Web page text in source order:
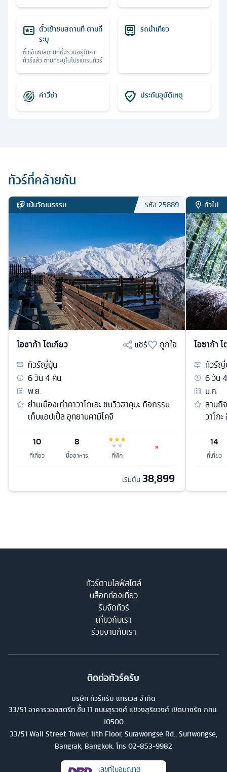
ตั๋วเข้าชมสถานที่ ตามที่
ระบุ
ตั๋วเข้าชมสถานที่ซึ่งรวมอยู่ในค่า
ทัวร์แล้ว ตามที่ระบุในโปรแกรมทัวร์
รถนำเที่ยว
ค่าวีซ่า ประกันอุบัติเหตุ
ทัวร์ที่คล้ายกัน
เน้นวัฒนธรรม รหัส25889
โอซาก้า โตเกียว แชร์
ถูกใจ
ทัวร์ญี่ปุ่น
6วัน4 คืน
พ.ย.
ย่านเมืองเก่าคาวาโกเอะ ชมวิวฮาคุบะ กิจกรรม
เก็บแอปเปิ้ล อุทยานคามิโคจิ
10
ที่เที่ยว
8
มื้ออาหาร ที่พัก
เริ่มต้น 38,899
ทั่วไป
โอซาก้า
ทัวร์ญี่
6วัน4
ม.ค.
ลานกิ
วาโก
14
ที่เที่ยว
ทัวร์ตามไลฟ์สไตล์
บล็อกท่องเที่ยว
รับจัดทัวร์
เกี่ยวกับเรา
ร่วมงานกับเรา
ติดต่อทัวร์ครับ
บริษัท ทัวร์ครับ แทรเวล จำกัด
33/51 อาคารวอลสตรีท ชั้น 11 ถนนสุรวงศ์ แขวงสุริยวงศ์ เขตบางรัก กทม.
10500
33/51 Wall Street Tower, 11th Floor, Surawongse Rd., Suriwongse,
Bangrak, Bangkok. โทร 02-853-9982
เลขที่ใบอนุญาต